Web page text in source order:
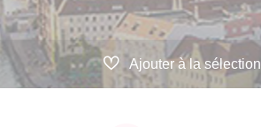
Ajouter à la sélection